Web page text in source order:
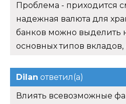
Проблема - приходится
надежная валюта для
банков можно выделить
основных типов вкладов,
Dilan ответил(а)
Влиять всевозможные